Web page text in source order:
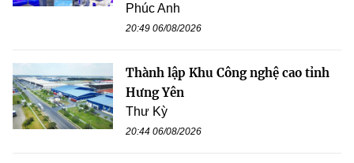
Phúc Anh
20:49 06/08/2026
Thành lập Khu Công nghệ cao tỉnh
Hưng Yên
Thư Kỳ
20:44 06/08/2026